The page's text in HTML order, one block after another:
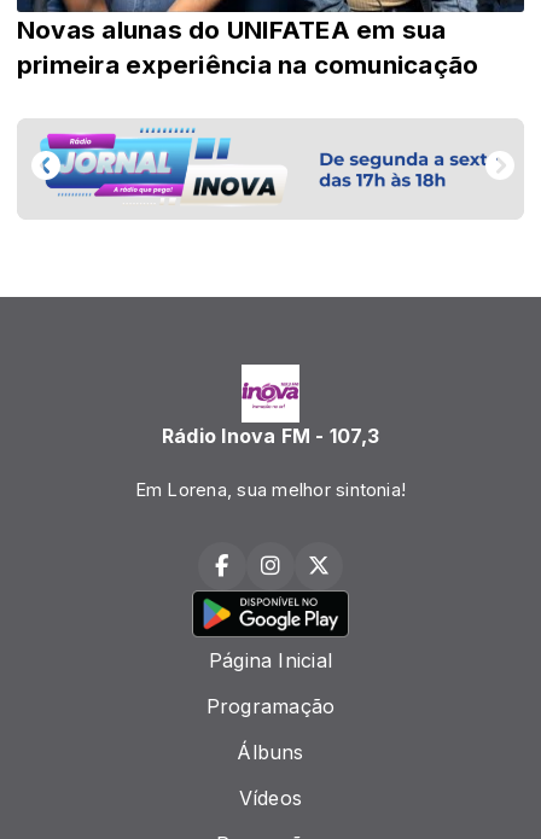
Novas alunas do UNIFATEA em sua
primeira experiência na comunicação
Rádio Inova FM - 107,3
Em Lorena, sua melhor sintonia!
Página Inicial
Programação
Álbuns
Vídeos